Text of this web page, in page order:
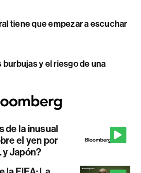
tiene que empezar a escuchar
burbujas y el riesgo de una
de la inusual
el yen por
y Japón?